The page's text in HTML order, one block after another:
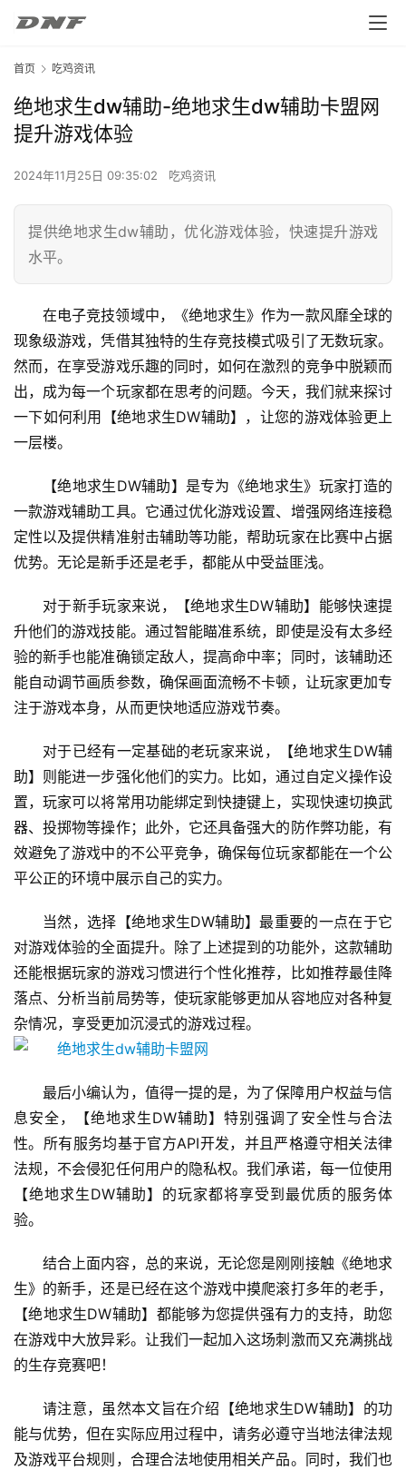
首页 吃鸡资讯
绝地求生dw辅助-绝地求生dw辅助卡盟网
提升游戏体验
2024年11月25日 09:35:02 吃鸡资讯
提供绝地求生dw辅助，优化游戏体验，快速提升游戏
水平。
在电子竞技领域中，《绝地求生》作为一款风靡全球的
现象级游戏，凭借其独特的生存竞技模式吸引了无数玩家。
然而，在享受游戏乐趣的同时，如何在激烈的竞争中脱颖而
出，成为每一个玩家都在思考的问题。今天，我们就来探讨
一下如何利用【绝地求生DW辅助】，让您的游戏体验更上
一层楼。
【绝地求生DW辅助】是专为《绝地求生》玩家打造的
一款游戏辅助工具。它通过优化游戏设置、增强网络连接稳
定性以及提供精准射击辅助等功能，帮助玩家在比赛中占据
优势。无论是新手还是老手，都能从中受益匪浅。
对于新手玩家来说，【绝地求生DW辅助】能够快速提
升他们的游戏技能。通过智能瞄准系统，即使是没有太多经
验的新手也能准确锁定敌人，提高命中率；同时，该辅助还
能自动调节画质参数，确保画面流畅不卡顿，让玩家更加专
注于游戏本身，从而更快地适应游戏节奏。
对于已经有一定基础的老玩家来说，【绝地求生DW辅
助】则能进一步强化他们的实力。比如，通过自定义操作设
置，玩家可以将常用功能绑定到快捷键上，实现快速切换武
器、投掷物等操作；此外，它还具备强大的防作弊功能，有
效避免了游戏中的不公平竞争，确保每位玩家都能在一个公
平公正的环境中展示自己的实力。
当然，选择【绝地求生DW辅助】最重要的一点在于它
对游戏体验的全面提升。除了上述提到的功能外，这款辅助
还能根据玩家的游戏习惯进行个性化推荐，比如推荐最佳降
落点、分析当前局势等，使玩家能够更加从容地应对各种复
杂情况，享受更加沉浸式的游戏过程。
最后小编认为，值得一提的是，为了保障用户权益与信
息安全，【绝地求生DW辅助】特别强调了安全性与合法
性。所有服务均基于官方API开发，并且严格遵守相关法律
法规，不会侵犯任何用户的隐私权。我们承诺，每一位使用
【绝地求生DW辅助】的玩家都将享受到最优质的服务体
验。
结合上面内容，总的来说，无论您是刚刚接触《绝地求
生》的新手，还是已经在这个游戏中摸爬滚打多年的老手，
【绝地求生DW辅助】都能够为您提供强有力的支持，助您
在游戏中大放异彩。让我们一起加入这场刺激而又充满挑战
的生存竞赛吧！
请注意，虽然本文旨在介绍【绝地求生DW辅助】的功
能与优势，但在实际应用过程中，请务必遵守当地法律法规
及游戏平台规则，合理合法地使用相关产品。同时，我们也